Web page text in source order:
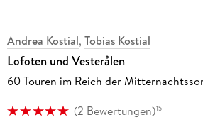
Andrea Kostial, Tobias Kostial
Lofoten und Vesterålen
60 Touren im Reich der
(2 Bewertungen)15